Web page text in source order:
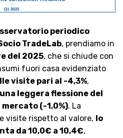
periodico
TradeLab, prendiamo in
del 2025, che si chiude con
fuori casa evidenziato
visite pari al -4,3%,
una leggera flessione del
(-1,0%). La
visite rispetto al valore, lo
da 10,0€ a 10,4€,